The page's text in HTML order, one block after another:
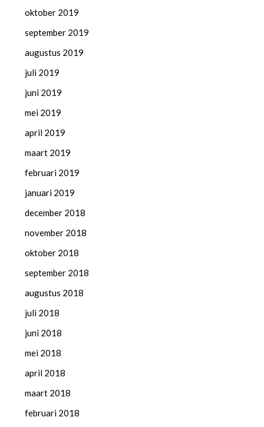
oktober 2019
september 2019
augustus 2019
juli 2019
juni 2019
mei 2019
april 2019
maart 2019
februari 2019
januari 2019
december 2018
november 2018
oktober 2018
september 2018
augustus 2018
juli 2018
juni 2018
mei 2018
april 2018
maart 2018
februari 2018